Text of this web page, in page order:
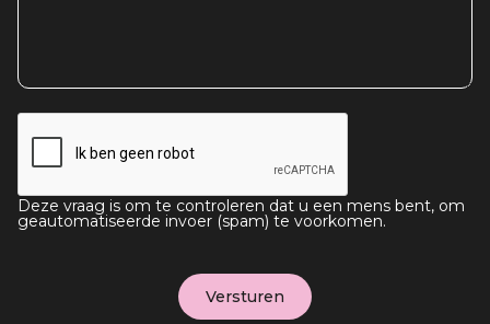
Deze vraag is om te controleren dat u een mens bent, om
geautomatiseerde invoer (spam) te voorkomen.